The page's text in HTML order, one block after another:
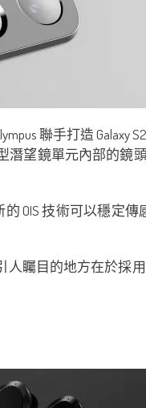
聯手打造 Galaxy
潛望鏡單元內部的鏡
的 OIS 技術可以穩定
人矚目的地方在於採用